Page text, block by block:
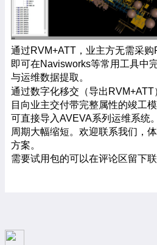
通过RVM+ATT，业主方无需采购
即可在Navisworks等常用工具中
与运维数据提取。
通过数字化移交（导出
目向业主交付带完整属性的竣工
可直接导入AVEVA系列运维系统
周期大幅缩短。欢迎联系我们，
方案。
需要试用包的可以在评论区留下